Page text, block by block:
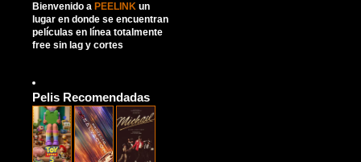
Bienvenido a PEELINK un
lugar en donde se encuentran
películas en línea totalmente
free sin lag y cortes
Pelis Recomendadas